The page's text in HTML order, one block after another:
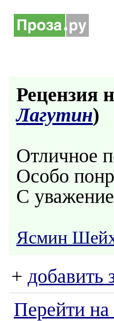
Рецензия
Лагутин)
Отличное
Особо
С
Ясмин
+ добавить
Перейти на